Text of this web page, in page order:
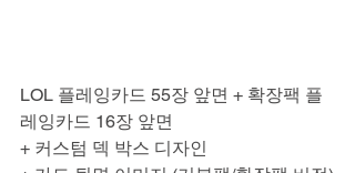
LOL 플레잉카드 55장 앞면 + 확장팩 플
레잉카드 16장 앞면
+ 커스텀 덱 박스 디자인